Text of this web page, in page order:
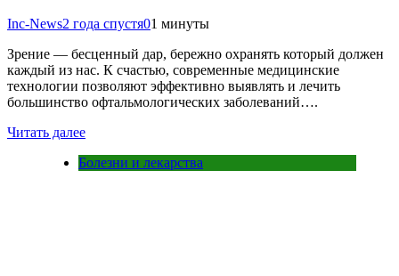
Inc-News2 года спустя01 минуты
Зрение — бесценный дар, бережно охранять который должен
каждый из нас. К счастью, современные медицинские
технологии позволяют эффективно выявлять и лечить
большинство офтальмологических заболеваний….
Читать далее
Болезни и лекарства